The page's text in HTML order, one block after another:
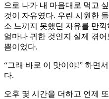
으로 나가 내 마음대로 먹고
것이 자유였다. 우린 시원한
소 느끼지 못했던 자유를 만
얼마나 귀한 것인지 실제 겪
쁨이었다.
“그래 바로 이 맛이야!” 하면
다.
오후 몇 시간을 더하고 언제